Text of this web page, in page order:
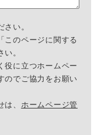
い。
このページに関する
。
役に立つホームペー
のでご協力をお願い
、 ホームページ管